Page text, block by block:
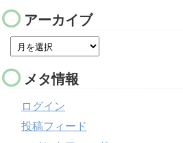
アーカイブ
メタ情報
ログイン
投稿フィード